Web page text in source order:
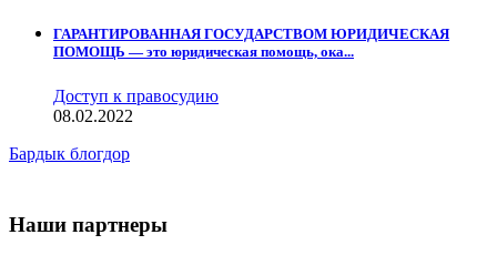
ГАРАНТИРОВАННАЯ ГОСУДАРСТВОМ ЮРИДИЧЕСКАЯ
ПОМОЩЬ — это юридическая помощь, ока...
Доступ к правосудию
08.02.2022
Бардык блогдор
Наши партнеры